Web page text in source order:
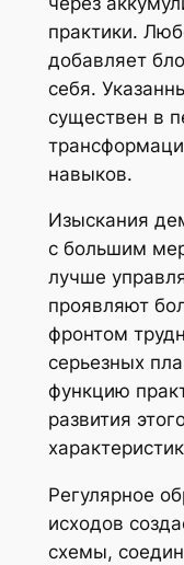
практики.
добавляет
себя.
существен в
навыков.
Изыскания
с большим
лучше
проявляют
фронтом
серьезных
функцию
развития
Регулярное
исходов
схемы,